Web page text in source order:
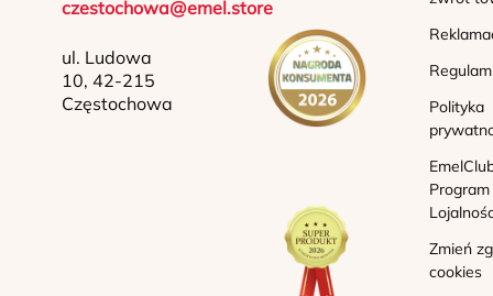
czestochowa@emel.store
ul. Ludowa
10, 42-215
Częstochowa
Polityka
Program
Zmień
cookies